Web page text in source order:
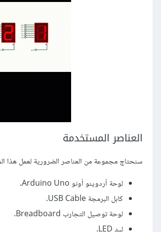
العناصر المستخدمة
سنحتاج مجموعة من العناصر الضرورية لعمل هذا
لوحة أردوينو أونو Arduino Uno.
كابل البرمجة USB Cable.
لوحة توصيل التجارب Breadboard.